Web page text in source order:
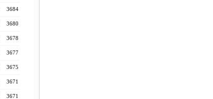
3684
3680
3678
3677
3675
3671
3671